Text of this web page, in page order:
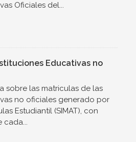
Oficiales del...
Educativas no
sobre las matriculas de las
no oficiales generado por
Estudiantil (SIMAT), con
cada...